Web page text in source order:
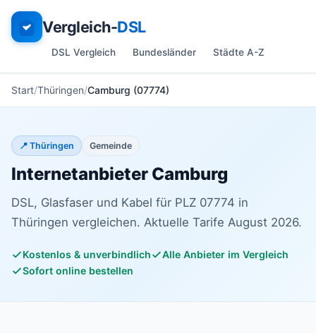
Vergleich-DSL
DSL Vergleich Bundesländer Städte A-Z
Start Thüringen Camburg (07774)
📍 Thüringen Gemeinde
Internetanbieter Camburg
DSL, Glasfaser und Kabel für PLZ 07774 in
Thüringen vergleichen. Aktuelle Tarife August 2026.
Kostenlos & unverbindlich
Alle Anbieter im Vergleich
Sofort online bestellen